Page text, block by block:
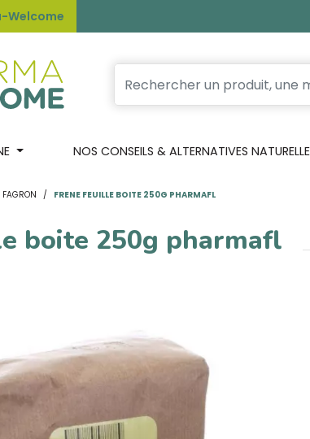
Welcome
NOS CONSEILS & ALTERNATIVES
FAGRON FRENE FEUILLE BOITE 250G PHARMAFL
boite 250g pharmafl